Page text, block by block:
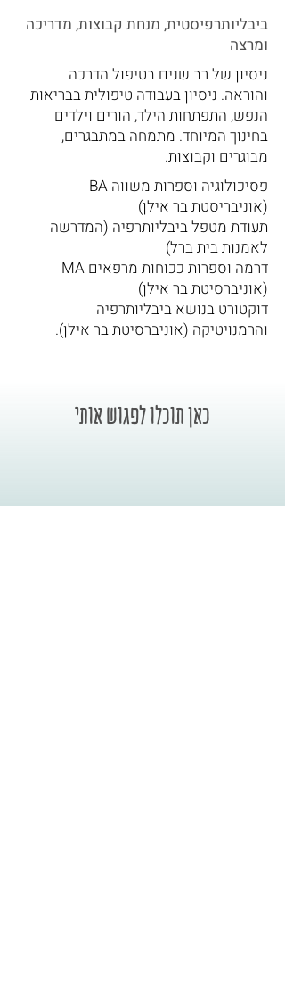
ביבליותרפיסטית, מנחת קבוצות, מדריכה
ומרצה
ניסיון של רב שנים בטיפול הדרכה
והוראה. ניסיון בעבודה טיפולית בבריאות
הנפש, התפתחות הילד, הורים וילדים
בחינוך המיוחד. מתמחה במתבגרים,
מבוגרים וקבוצות.
BA פסיכולוגיה וספרות משווה
(אוניבריסטת בר אילן)
תעודת מטפל ביבליותרפיה (המדרשה
לאמנות בית ברל)
MA דרמה וספרות ככוחות מרפאים
(אוניברסיטת בר אילן)
דוקטורט בנושא ביבליותרפיה
והרמנויטיקה (אוניברסיטת בר אילן).
כאן תוכלו לפגוש אותי